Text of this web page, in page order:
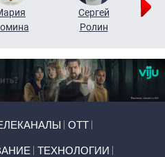
Сергей
Ролин
ОТТ
ТЕХНОЛОГИИ